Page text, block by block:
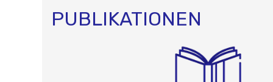
PUBLIKATIONEN